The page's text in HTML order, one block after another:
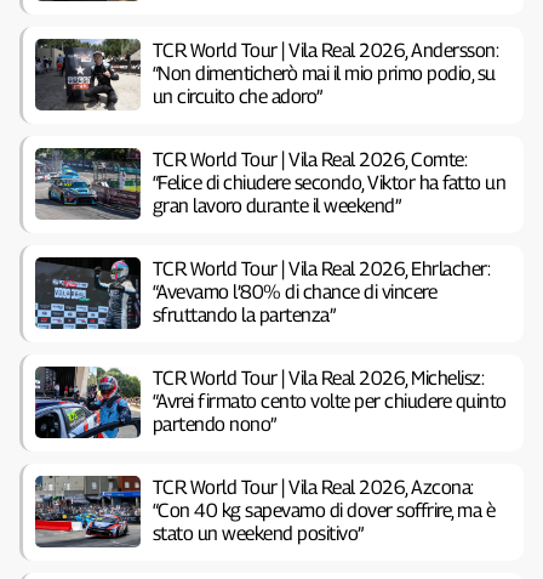
TCR World Tour | Vila Real 2026, Andersson:
“Non dimenticherò mai il mio primo podio, su
un circuito che adoro”
TCR World Tour | Vila Real 2026, Comte:
“Felice di chiudere secondo, Viktor ha fatto un
gran lavoro durante il weekend”
TCR World Tour | Vila Real 2026, Ehrlacher:
“Avevamo l’80% di chance di vincere
sfruttando la partenza”
TCR World Tour | Vila Real 2026, Michelisz:
“Avrei firmato cento volte per chiudere quinto
partendo nono”
TCR World Tour | Vila Real 2026, Azcona:
“Con 40 kg sapevamo di dover soffrire, ma è
stato un weekend positivo”